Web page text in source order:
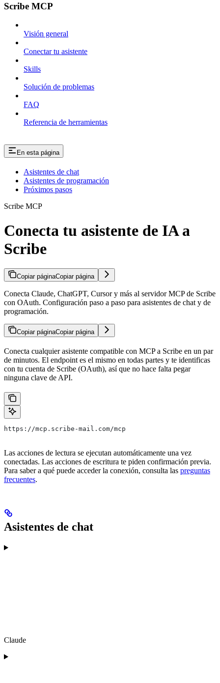
Scribe MCP
Visión general
Conectar tu asistente
Skills
Solución de problemas
FAQ
Referencia de herramientas
En esta página
Asistentes de chat
Asistentes de programación
Próximos pasos
Scribe MCP
Conecta tu asistente de IA a
Scribe
Copiar páginaCopiar página
Conecta Claude, ChatGPT, Cursor y más al servidor MCP de Scribe
con OAuth. Configuración paso a paso para asistentes de chat y de
programación.
Copiar páginaCopiar página
Conecta cualquier asistente compatible con MCP a Scribe en un par
de minutos. El endpoint es el mismo en todas partes y te identificas
con tu cuenta de Scribe (OAuth), así que no hace falta pegar
ninguna clave de API.
https://mcp.scribe-mail.com/mcp
Las acciones de lectura se ejecutan automáticamente una vez
conectadas. Las acciones de escritura te piden confirmación previa.
Para saber a qué puede acceder la conexión, consulta las preguntas
frecuentes.
Asistentes de chat
Claude